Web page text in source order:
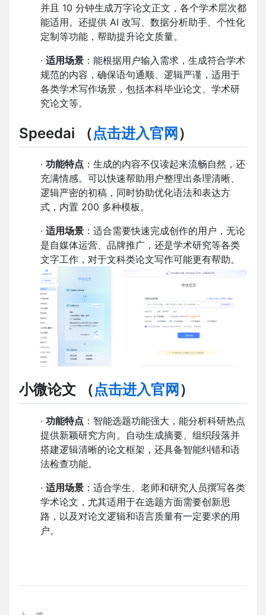
并且 10 分钟生成万字论文正文，各个学术层次都
能适用。还提供 AI 改写、数据分析助手、个性化
定制等功能，帮助提升论文质量。
· 适用场景 ：能根据用户输入需求，生成符合学术
规范的内容，确保语句通顺、逻辑严谨，适用于
各类学术写作场景，包括本科毕业论文、学术研
究论文等。
Speedai （点击进入官网 ）
· 功能特点 ：生成的内容不仅读起来流畅自然，还
充满情感。可以快速帮助用户整理出条理清晰、
逻辑严密的初稿，同时协助优化语法和表达方
式，内置 200 多种模板。
· 适用场景 ：适合需要快速完成创作的用户，无论
是自媒体运营、品牌推广，还是学术研究等各类
文字工作，对于文科类论文写作可能更有帮助。
小微论文 （点击进入官网 ）
· 功能特点 ：智能选题功能强大，能分析科研热点
提供新颖研究方向。自动生成摘要、组织段落并
搭建逻辑清晰的论文框架，还具备智能纠错和语
法检查功能。
· 适用场景 ：适合学生、老师和研究人员撰写各类
学术论文，尤其适用于在选题方面需要创新思
路，以及对论文逻辑和语言质量有一定要求的用
户。